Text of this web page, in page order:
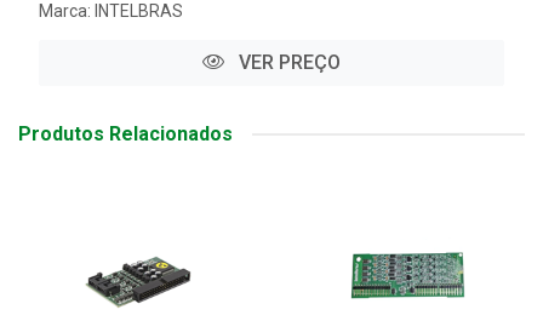
Marca: INTELBRAS
VER PREÇO
Produtos Relacionados